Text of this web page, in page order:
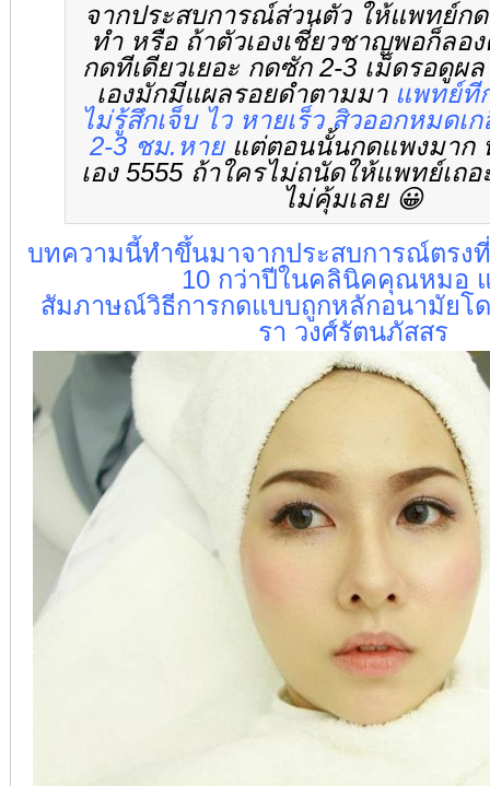
จากประสบการณ์ส่วนตัว ให้แพทย์ก
ทำ หรือ ถ้าตัวเองเชี่ยวชาญพอก็ลอ
กดทีเดียวเยอะ กดซัก 2-3 เม็ดรอดูผ
เองมักมีแผลรอยดำตามมาแพทย์ทีก
ไม่รู้สึกเจ็บ ไว หายเร็ว สิวออกหมดเ
2-3 ชม.หายแต่ตอนนั้นกดแพงมาก
เอง 5555 ถ้าใครไม่ถนัดให้แพทย์เถ
ไม่คุ้มเลย 😀
บทความนี้ทำขึ้นมาจากประสบการณ์ตรง
10 กว่าปีในคลินิคคุณหมอ
สัมภาษณ์วิธีการกดแบบถูกหลักอนามัยโ
รา วงศ์รัตนภัสสร